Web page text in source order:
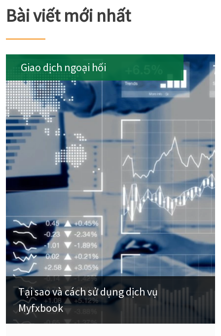
Bài viết mới nhất
Giao dịch ngoại hối
Tại sao và cách sử dụng dịch vụ
Myfxbook